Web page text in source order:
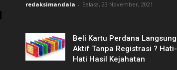
redaksimandala - Selasa, 23 November, 2021
Beli Kartu Perdana Langsung
Aktif Tanpa Registrasi ? Hati-
Hati Hasil Kejahatan